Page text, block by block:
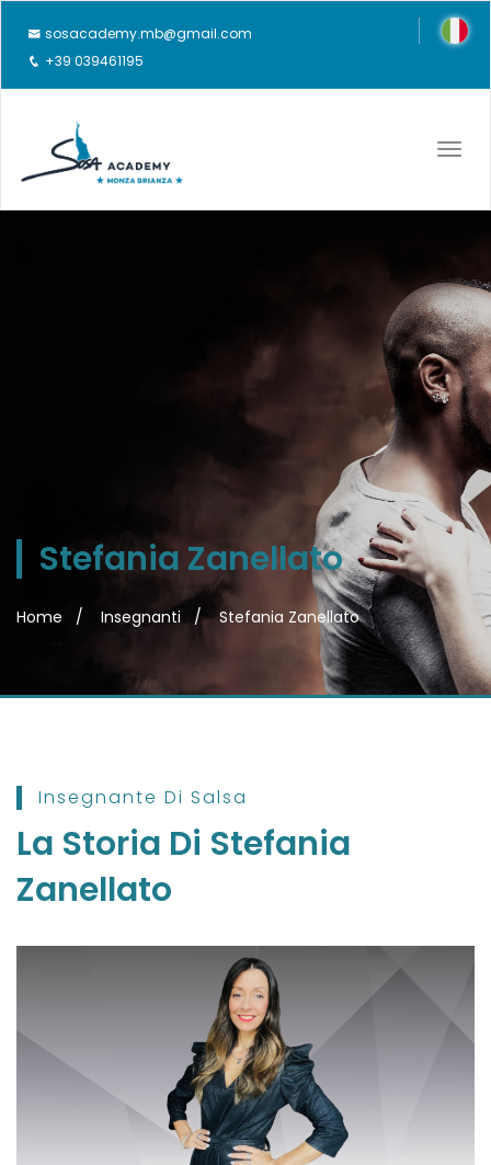
sosacademy.mb@gmail.com
+39 039461195
Stefania Zanellato
Home Insegnanti Stefania Zanellato
Insegnante Di Salsa
La Storia Di Stefania
Zanellato